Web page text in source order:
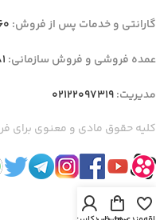
گارانتی و خدمات پس از فروش:
عمده فروشی و فروش سازمانی:
مدیریت:02122097319
کلیه حقوق مادی و معنوی برای